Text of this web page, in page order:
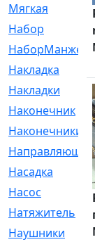
Мягкая
Набор
Накладка
Накладки
Наконечник
Наконечники
Направляющая
Насадка
Насос
Натяжитель
Наушники